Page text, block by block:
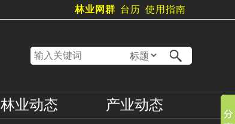
林业网群 台历 使用指南
林业动态 产业动态